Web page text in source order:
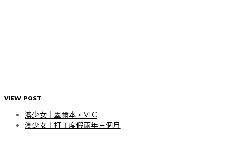
VIEW POST
澳少女｜墨爾本・VIC
澳少女｜打工度假兩年三個月